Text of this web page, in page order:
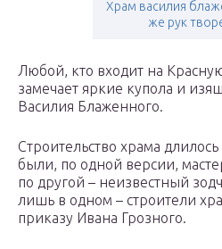
Храм василия
же рук
Любой, кто входит на
замечает яркие купола и
Василия Блаженного.
Строительство храма
были, по одной версии,
по другой – неизвестный
лишь в одном – строители
приказу Ивана Грозного.